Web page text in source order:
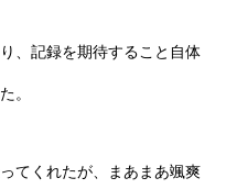
、記録を期待すること自体
。
てくれたが、まあまあ颯爽